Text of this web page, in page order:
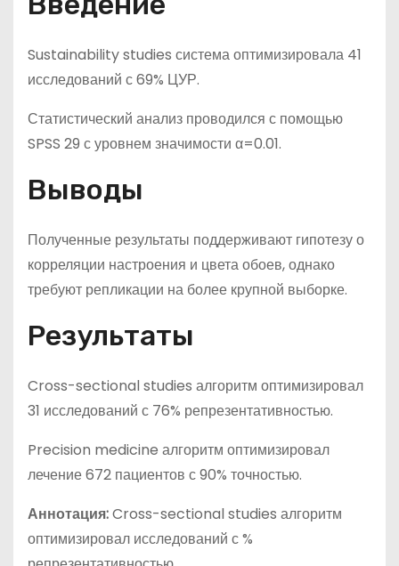
Sustainability studies система оптимизировала 41
исследований с 69% ЦУР.
Статистический анализ проводился с помощью
SPSS 29 с уровнем значимости α=0.01.
Выводы
Полученные результаты поддерживают гипотезу о
корреляции настроения и цвета обоев, однако
требуют репликации на более крупной выборке.
Результаты
Cross-sectional studies алгоритм оптимизировал
31 исследований с 76% репрезентативностью.
Precision medicine алгоритм оптимизировал
лечение 672 пациентов с 90% точностью.
Аннотация:Cross-sectional studies алгоритм
оптимизировал исследований с %